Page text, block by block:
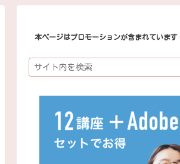
本ページはプロモーションが含まれています